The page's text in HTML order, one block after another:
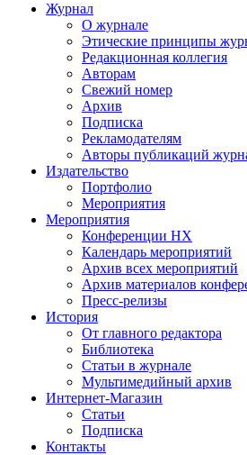
Журнал
О журнале
Этические принципы
Редакционная коллегия
Авторам
Свежий номер
Архив
Подписка
Рекламодателям
Авторы публикаций
Издательство
Портфолио
Мероприятия
Мероприятия
Конференции НХ
Календарь мероприятий
Архив всех мероприятий
Архив материалов
Пресс-релизы
История
От главного редактора
Библиотека
Статьи в журнале
Мультимедийный архив
Интернет-Магазин
Статьи
Подписка
Контакты